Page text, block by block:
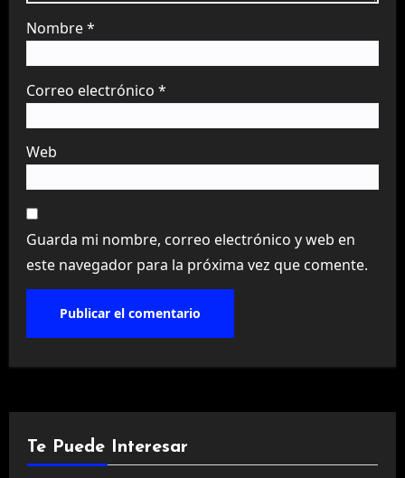
Nombre*
Correo electrónico *
Web
Guarda mi nombre, correo electrónico y web en
este navegador para la próxima vez que comente.
Te Puede Interesar